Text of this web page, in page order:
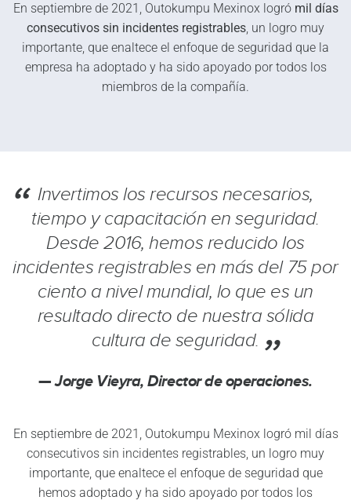
En septiembre de 2021, Outokumpu Mexinox logró mil días
consecutivos sin incidentes registrables, un logro muy
importante, que enaltece el enfoque de seguridad que la
empresa ha adoptado y ha sido apoyado por todos los
miembros de la compañía.
Invertimos los recursos necesarios,
tiempo y capacitación en seguridad.
Desde 2016, hemos reducido los
incidentes registrables en más del 75 por
ciento a nivel mundial, lo que es un
resultado directo de nuestra sólida
cultura de seguridad.
Jorge Vieyra, Director de operaciones.
En septiembre de 2021, Outokumpu Mexinox logró mil días
consecutivos sin incidentes registrables, un logro muy
importante, que enaltece el enfoque de seguridad que
hemos adoptado y ha sido apoyado por todos los